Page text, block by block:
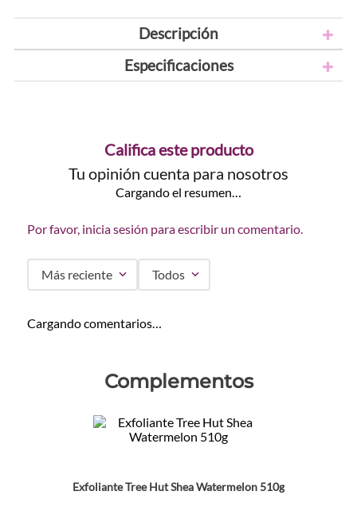
Descripción
Especificaciones
Califica este producto
Tu opinión cuenta para nosotros
Cargando el resumen…
Por favor, inicia sesión para escribir un comentario.
Más reciente Todos
Cargando comentarios…
Complementos
Exfoliante Tree Hut Shea Watermelon 510g